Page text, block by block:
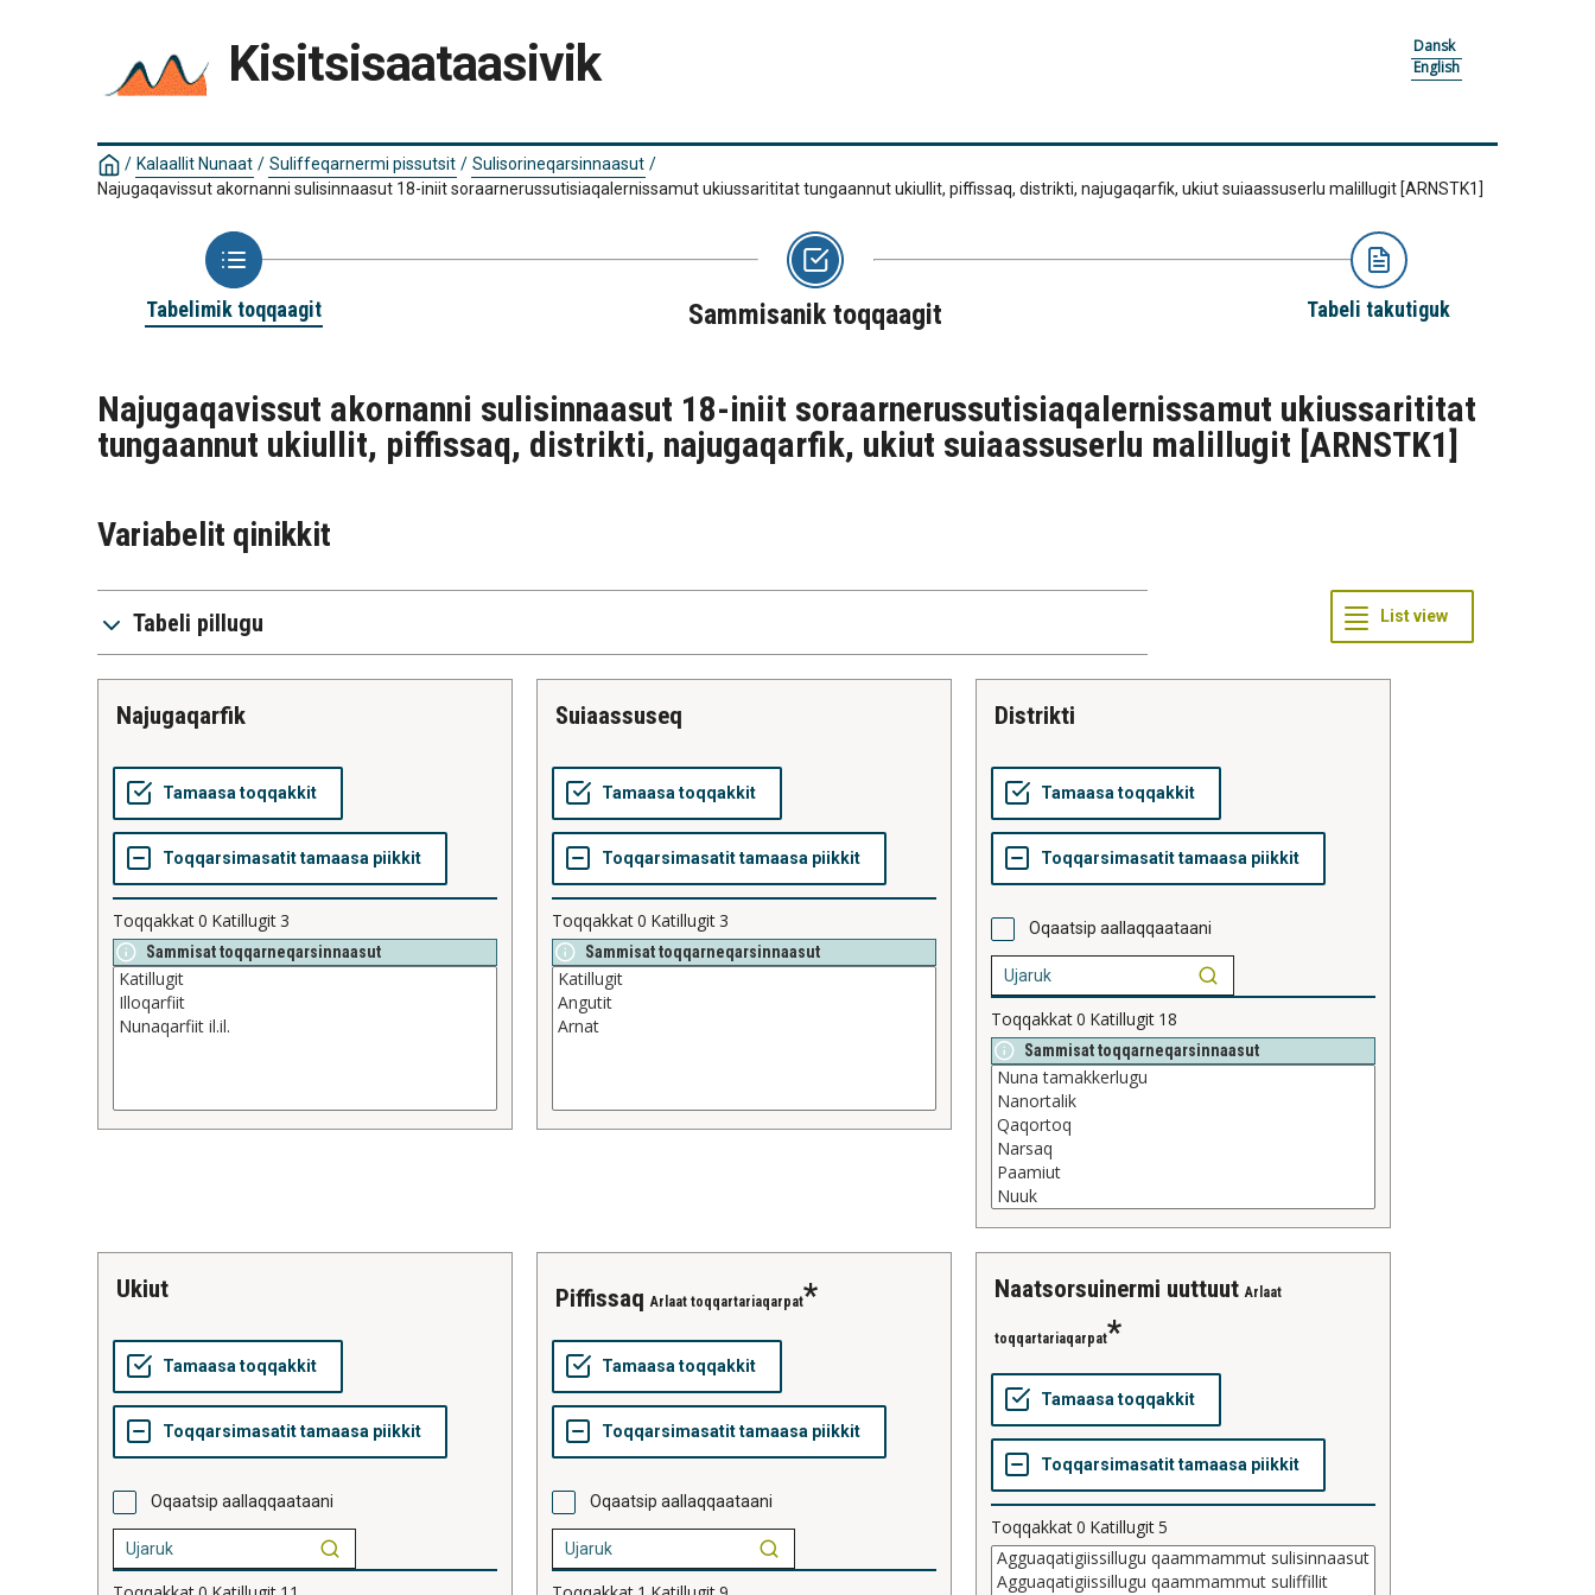
Kisitsisaataasivik
Dansk
English
/ Kalaallit Nunaat / Suliffeqarnermi pissutsit / Sulisorineqarsinnaasut /
Najugaqavissut akornanni sulisinnaasut 18-iniit soraarnerussutisiaqalernissamut ukiussarititat tungaannut ukiullit, piffissaq, distrikti, najugaqarfik, ukiut suiaassuserlu malillugit [ARNSTK1]
Tabelimik toqqaagit Sammisanik toqqaagit Tabeli takutiguk
Najugaqavissut akornanni sulisinnaasut 18-iniit soraarnerussutisiaqalernissamut ukiussarititat
tungaannut ukiullit, piffissaq, distrikti, najugaqarfik, ukiut suiaassuserlu malillugit [ARNSTK1]
Variabelit qinikkit
Tabeli pillugu
najugaqarfik
Toqqakkat0 Katillugit3
Sammisat toqqarneqarsinnaasut
suiaassuseq
Toqqakkat0 Katillugit3
Sammisat toqqarneqarsinnaasut
distrikti
Oqaatsip aallaqqaataani
Toqqakkat0 Katillugit 18
Sammisat toqqarneqarsinnaasut
ukiut
Oqaatsip aallaqqaataani
piffissaq Arlaat toqqartariaqarpat
Oqaatsip aallaqqaataani
naatsorsuinermi uuttuut Arlaat
toqqartariaqarpat
Toqqakkat0 Katillugit5